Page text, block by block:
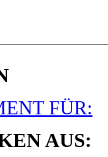
FÜR:
AUS: